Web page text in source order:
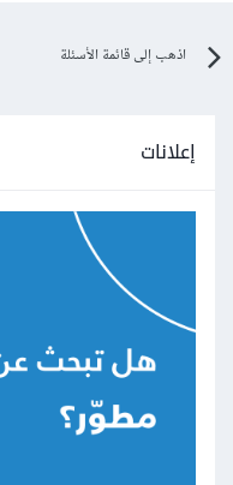
اذهب إلى قائمة الأسئلة
إعلانات